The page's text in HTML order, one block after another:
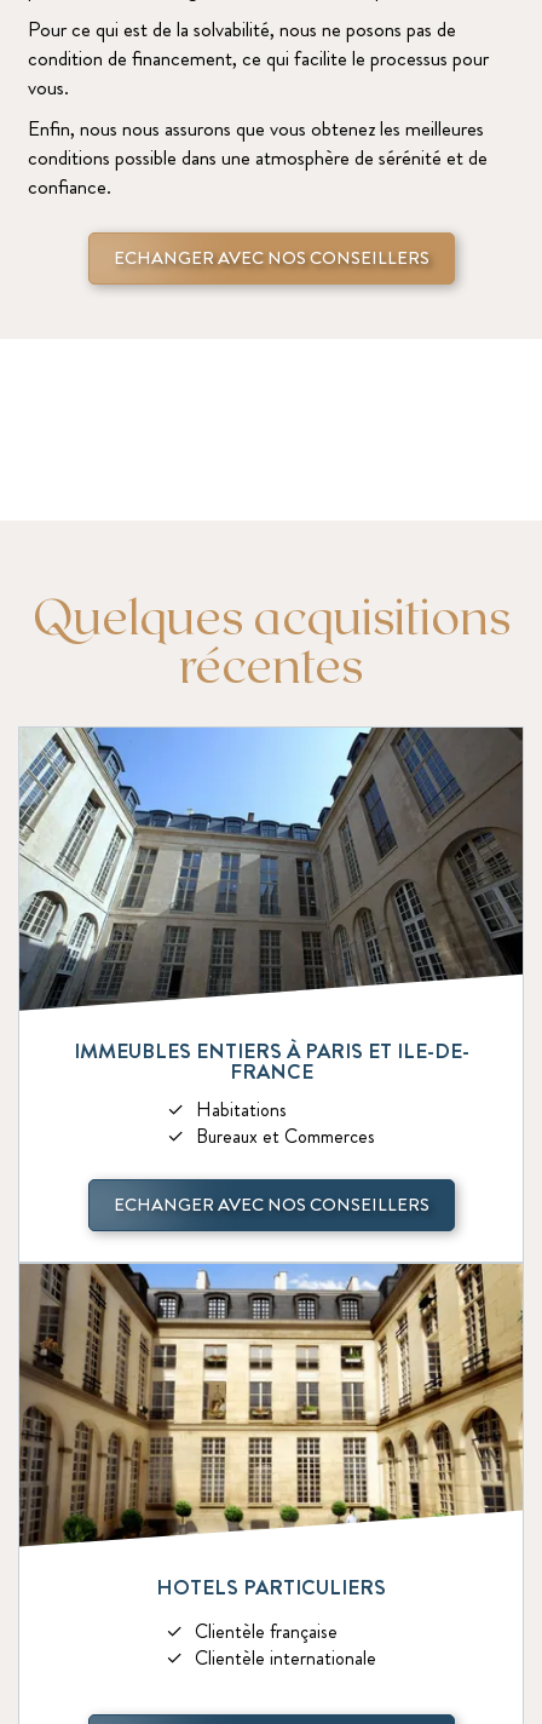
Pour ce qui est de la solvabilité, nous ne posons pas de
condition de financement, ce qui facilite le processus pour
vous.
Enfin, nous nous assurons que vous obtenez les meilleures
conditions possible dans une atmosphère de sérénité et de
confiance.
ECHANGER AVEC NOS CONSEILLERS
Quelques acquisitions
récentes
IMMEUBLES ENTIERS À PARIS ET ILE-DE-
FRANCE
Habitations
Bureaux et Commerces
ECHANGER AVEC NOS CONSEILLERS
HOTELS PARTICULIERS
Clientèle française
Clientèle internationale